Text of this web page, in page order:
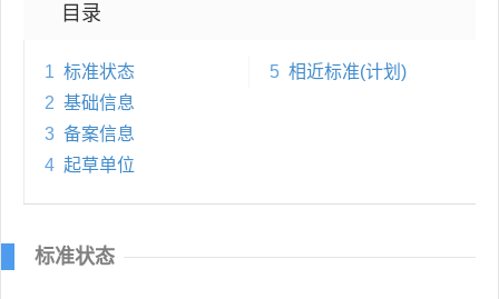
目录
1 标准状态
2 基础信息
3 备案信息
4 起草单位
5 相近标准(计划)
标准状态